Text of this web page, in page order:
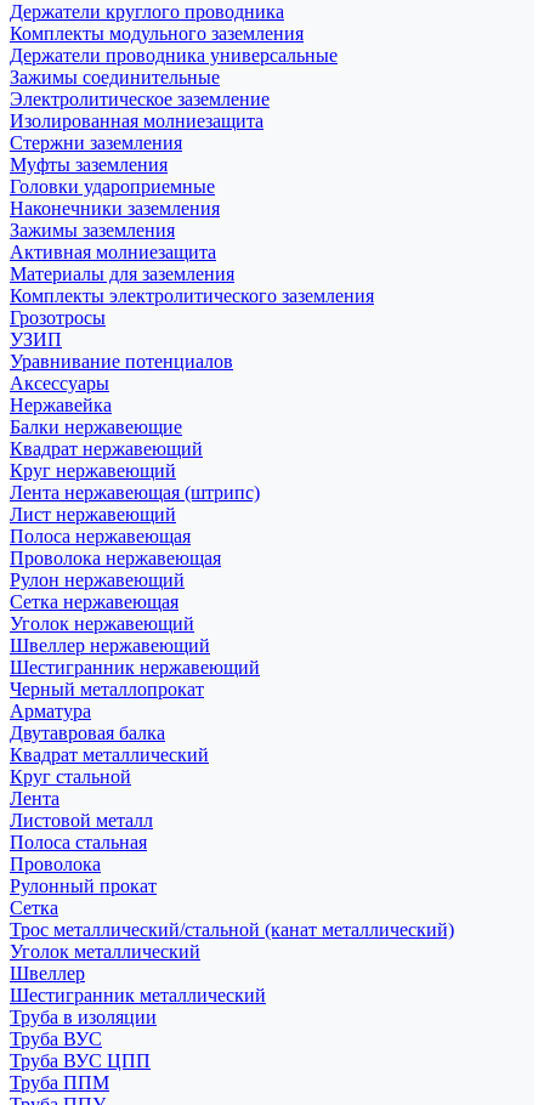
Держатели круглого проводника
Комплекты модульного заземления
Держатели проводника универсальные
Зажимы соединительные
Электролитическое заземление
Изолированная молниезащита
Стержни заземления
Муфты заземления
Головки удароприемные
Наконечники заземления
Зажимы заземления
Активная молниезащита
Материалы для заземления
Комплекты электролитического заземления
Грозотросы
УЗИП
Уравнивание потенциалов
Аксессуары
Нержавейка
Балки нержавеющие
Квадрат нержавеющий
Круг нержавеющий
Лента нержавеющая (штрипс)
Лист нержавеющий
Полоса нержавеющая
Проволока нержавеющая
Рулон нержавеющий
Сетка нержавеющая
Уголок нержавеющий
Швеллер нержавеющий
Шестигранник нержавеющий
Черный металлопрокат
Арматура
Двутавровая балка
Квадрат металлический
Круг стальной
Лента
Листовой металл
Полоса стальная
Проволока
Рулонный прокат
Сетка
Трос металлический/стальной (канат металлический)
Уголок металлический
Швеллер
Шестигранник металлический
Труба в изоляции
Труба ВУС
Труба ВУС ЦПП
Труба ППМ